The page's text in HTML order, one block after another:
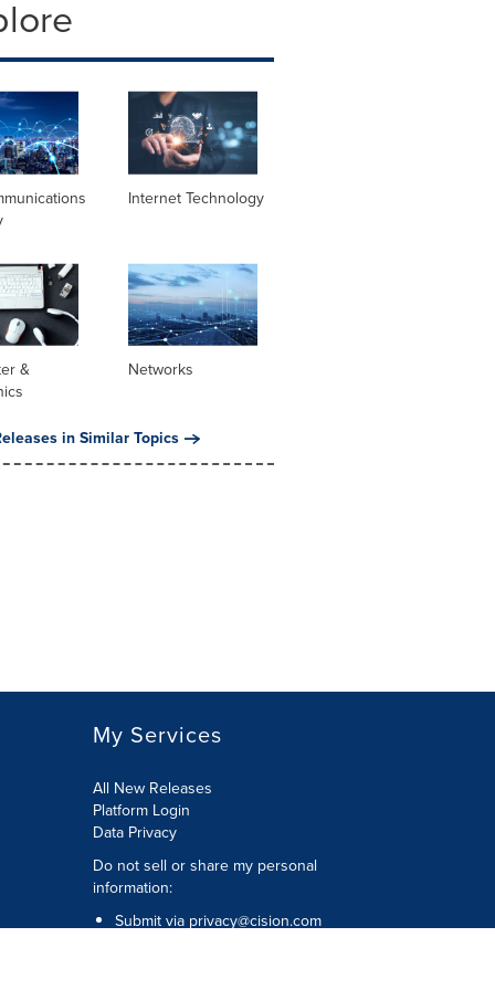
Internet Technology
&
Networks
in Similar Topics
My Services
All New Releases
Platform Login
Data Privacy
Do not sell or share my personal
information:
Submit via privacy@cision.com